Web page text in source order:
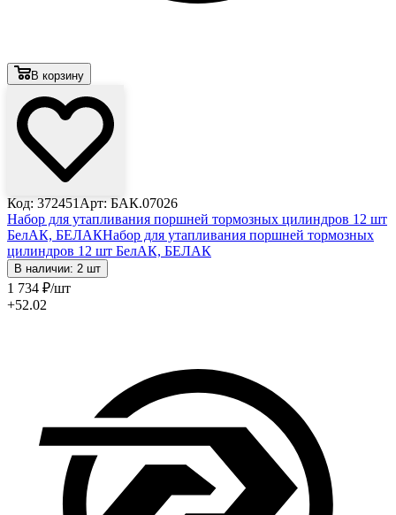
В корзину
Код: 372451 Арт: БАК.07026
Набор для утапливания поршней тормозных цилиндров 12 шт
БелАК, БЕЛАКНабор для утапливания поршней тормозных
цилиндров 12 шт БелАК, БЕЛАК
В наличии: 2 шт
1 734 ₽/шт
+52.02